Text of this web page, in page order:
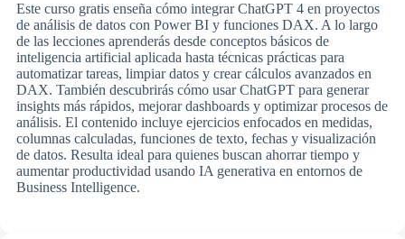
Este curso gratis enseña cómo integrar ChatGPT 4 en proyectos
de análisis de datos con Power BI y funciones DAX. A lo largo
de las lecciones aprenderás desde conceptos básicos de
inteligencia artificial aplicada hasta técnicas prácticas para
automatizar tareas, limpiar datos y crear cálculos avanzados en
DAX. También descubrirás cómo usar ChatGPT para generar
insights más rápidos, mejorar dashboards y optimizar procesos de
análisis. El contenido incluye ejercicios enfocados en medidas,
columnas calculadas, funciones de texto, fechas y visualización
de datos. Resulta ideal para quienes buscan ahorrar tiempo y
aumentar productividad usando IA generativa en entornos de
Business Intelligence.